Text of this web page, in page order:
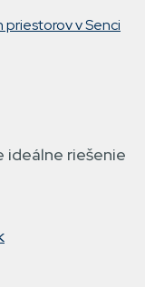
priestorov v Senci
ideálne riešenie